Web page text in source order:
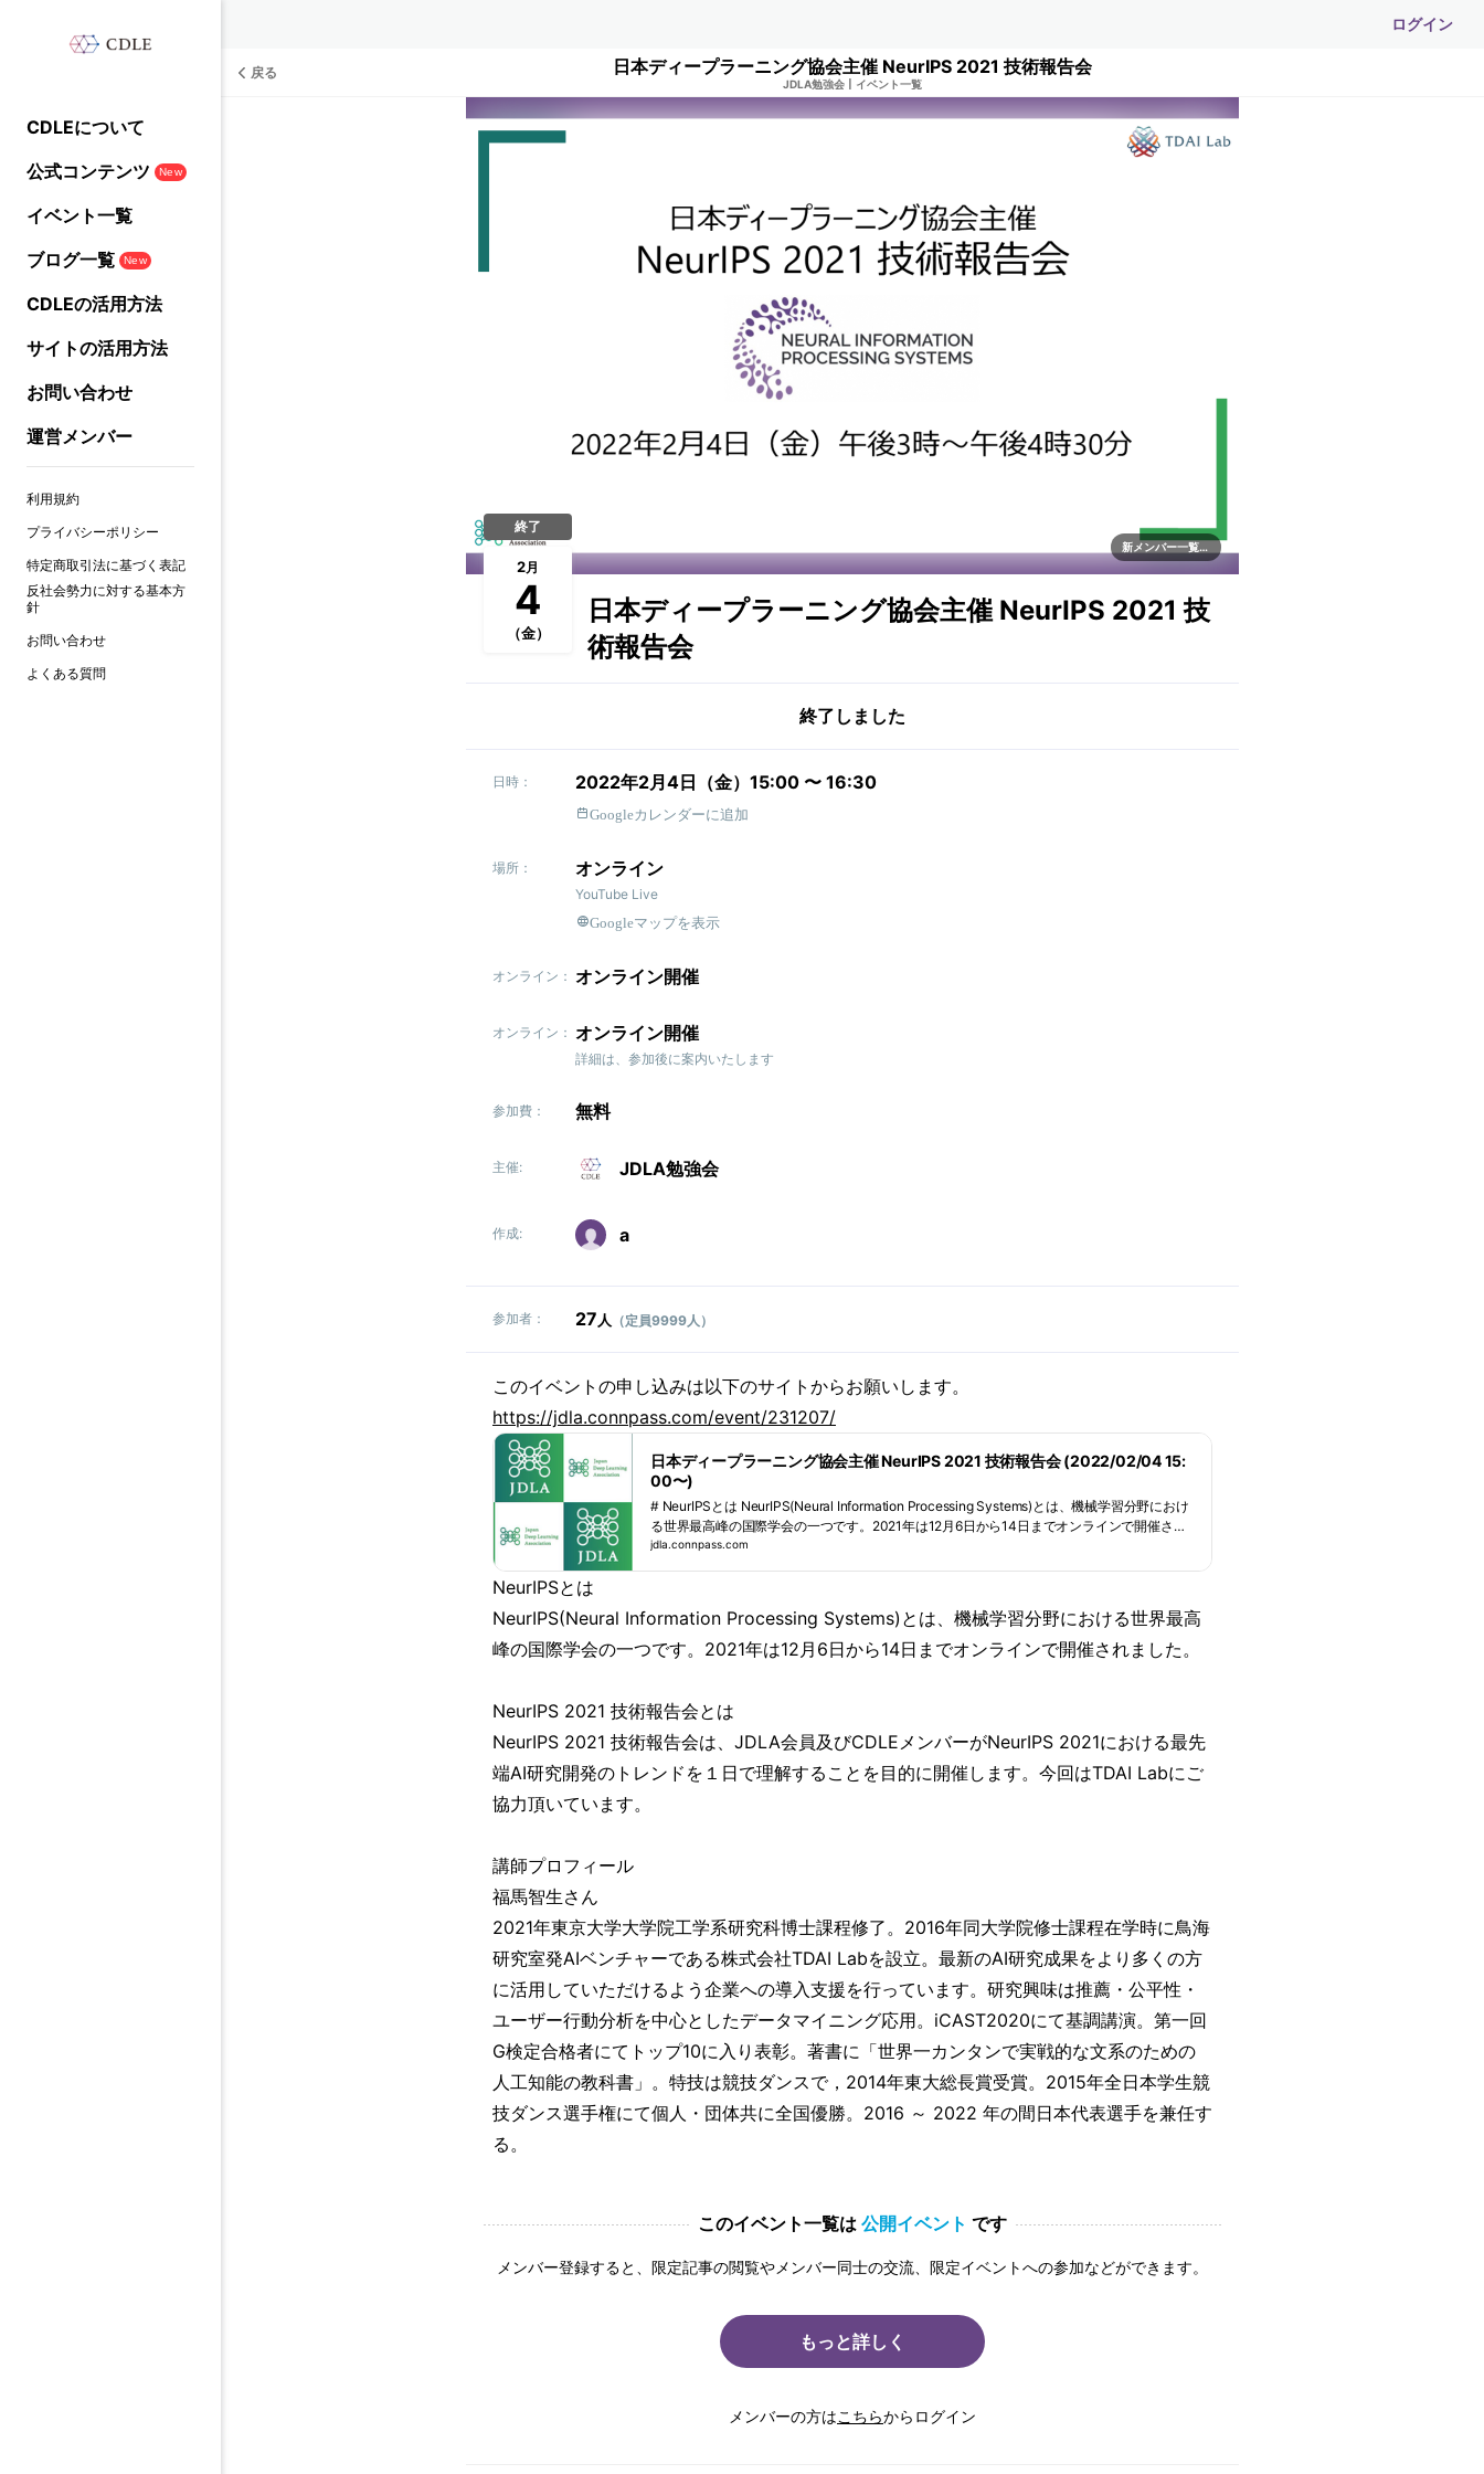
ログイン
CDLEについて
公式コンテンツ
New
イベント一覧
ブログ一覧
New
CDLEの活用方法
サイトの活用方法
お問い合わせ
運営メンバー
利用規約
プライバシーポリシー
特定商取引法に基づく表記
反社会勢力に対する基本方
針
お問い合わせ
よくある質問
戻る 日本ディープラーニング協会主催 NeurIPS 2021 技術報告会
JDLA勉強会 イベント一覧
新メンバー一覧歓迎
終了
2月
4
（金）
日本ディープラーニング協会主催 NeurIPS 2021 技
術報告会
終了しました
日時： 2022年2月4日（金）15:00 〜 16:30
Googleカレンダーに追加
場所： オンライン
YouTube Live
Googleマップを表示
オンライン： オンライン開催
オンライン： オンライン開催
詳細は、参加後に案内いたします
参加費： 無料
主催: JDLA勉強会
作成: a
参加者： 27 人 （定員9999人）
このイベントの申し込みは以下のサイトからお願いします。
https://jdla.connpass.com/event/231207/
日本ディープラーニング協会主催 NeurIPS 2021 技術報告会 (2022/02/04 15:
00〜)
# NeurIPSとは NeurIPS(Neural Information Processing Systems)とは、機械学習分野におけ
る世界最高峰の国際学会の一つです。2021年は12月6日から14日までオンラインで開催され
ました。 # NeurIPS 2021 技術報告会とは NeurIPS 2021 技術報告会は、JDLA会員及びCDL
jdla.connpass.com
NeurIPSとは
NeurIPS(Neural Information Processing Systems)とは、機械学習分野における世界最高
峰の国際学会の一つです。2021年は12月6日から14日までオンラインで開催されました。
NeurIPS 2021 技術報告会とは
NeurIPS 2021 技術報告会は、JDLA会員及びCDLEメンバーがNeurIPS 2021における最先
端AI研究開発のトレンドを１⽇で理解することを目的に開催します。今回はTDAI Labにご
協力頂いています。
講師プロフィール
福馬智生さん
2021年東京大学大学院工学系研究科博士課程修了。2016年同大学院修士課程在学時に鳥海
研究室発AIベンチャーである株式会社TDAI Labを設立。最新のAI研究成果をより多くの方
に活用していただけるよう企業への導入支援を行っています。研究興味は推薦・公平性・
ユーザー行動分析を中心としたデータマイニング応用。iCAST2020にて基調講演。第一回
G検定合格者にてトップ10に入り表彰。著書に「世界一カンタンで実戦的な文系のための
人工知能の教科書」。特技は競技ダンスで，2014年東大総長賞受賞。2015年全日本学生競
技ダンス選手権にて個人・団体共に全国優勝。2016 ～ 2022 年の間日本代表選手を兼任す
る。
このイベント一覧は 公開イベント です
メンバー登録すると、限定記事の閲覧やメンバー同士の交流、限定イベントへの参加などができます。
もっと詳しく
メンバーの方はこちらからログイン